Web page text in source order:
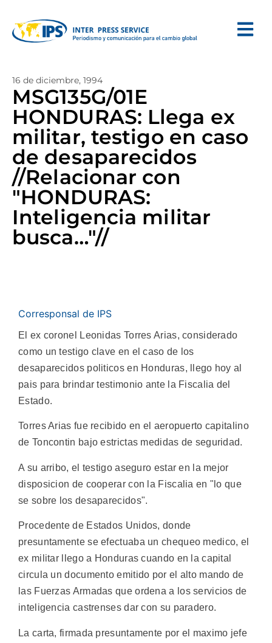
16 de diciembre, 1994
MSG135G/01E
HONDURAS: Llega ex
militar, testigo en caso
de desaparecidos
//Relacionar con
"HONDURAS:
Inteligencia militar
busca…"//
Corresponsal de IPS
El ex coronel Leonidas Torres Arias, considerado
como un testigo clave en el caso de los
desaparecidos politicos en Honduras, llego hoy al
pais para brindar testimonio ante la Fiscalia del
Estado.
Torres Arias fue recibido en el aeropuerto capitalino
de Toncontin bajo estrictas medidas de seguridad.
A su arribo, el testigo aseguro estar en la mejor
disposicion de cooperar con la Fiscalia en "lo que
se sobre los desaparecidos".
Procedente de Estados Unidos, donde
presuntamente se efectuaba un chequeo medico, el
ex militar llego a Honduras cuando en la capital
circula un documento emitido por el alto mando de
las Fuerzas Armadas que ordena a los servicios de
inteligencia castrenses dar con su paradero.
La carta, firmada presuntamente por el maximo jefe